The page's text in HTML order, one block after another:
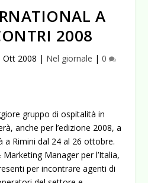
A
2008
Ott 2008 | Nel giornale | 0
gruppo di ospitalità in
anche per l’edizione 2008, a
a Rimini dal 24 al 26 ottobre.
Manager per l’Italia,
per incontrare agenti di